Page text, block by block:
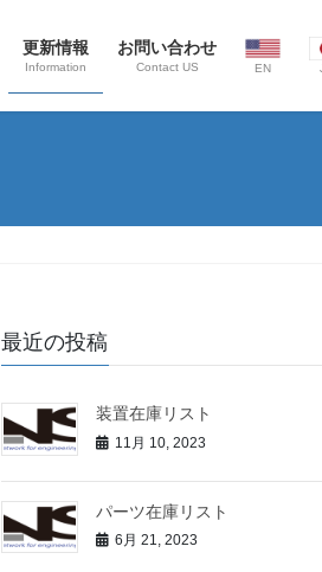
更新情報
Information
お問い合わせ
Contact US EN
最近の投稿
装置在庫リスト
11月 10, 2023
パーツ在庫リスト
6月 21, 2023